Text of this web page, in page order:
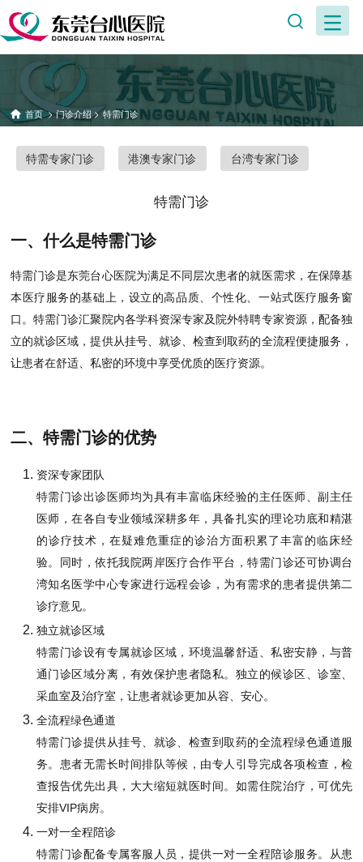
首页>门诊介绍 >特需门诊
特需专家门诊 港澳专家门诊 台湾专家门诊
特需门诊
一、什么是特需门诊
特需门诊是东莞台心医院为满足不同层次患者的就医需求，在保障基
本医疗服务的基础上，设立的高品质、个性化、一站式医疗服务窗
口。特需门诊汇聚院内各学科资深专家及院外特聘专家资源，配备独
立的就诊区域，提供从挂号、就诊、检查到取药的全流程便捷服务，
让患者在舒适、私密的环境中享受优质的医疗资源。
二、特需门诊的优势
资深专家团队
特需门诊出诊医师均为具有丰富临床经验的主任医师、副主任
医师，在各自专业领域深耕多年，具备扎实的理论功底和精湛
的诊疗技术，在疑难危重症的诊治方面积累了丰富的临床经
验。同时，依托我院两岸医疗合作平台，特需门诊还可协调台
湾知名医学中心专家进行远程会诊，为有需求的患者提供第二
诊疗意见。
独立就诊区域
特需门诊设有专属就诊区域，环境温馨舒适、私密安静，与普
通门诊区域分离，有效保护患者隐私。独立的候诊区、诊室、
采血室及治疗室，让患者就诊更加从容、安心。
全流程绿色通道
特需门诊提供从挂号、就诊、检查到取药的全流程绿色通道服
务。患者无需长时间排队等候，由专人引导完成各项检查，检
查报告优先出具，大大缩短就医时间。如需住院治疗，可优先
安排VIP病房。
一对一全程陪诊
特需门诊配备专属客服人员，提供一对一全程陪诊服务。从患